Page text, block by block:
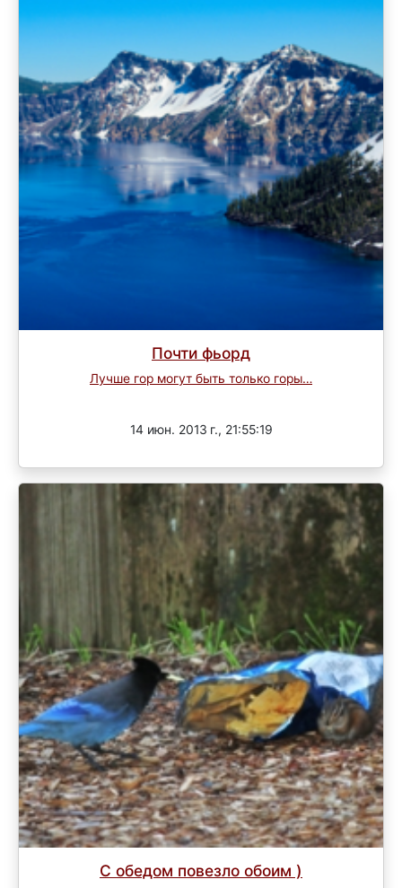
Почти фьорд
Лучше гор могут быть только горы…
14 июн. 2013 г., 21:55:19
С обедом повезло обоим )